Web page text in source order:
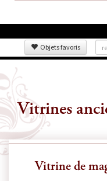
Objets favoris
Vitrines
Vitrine de